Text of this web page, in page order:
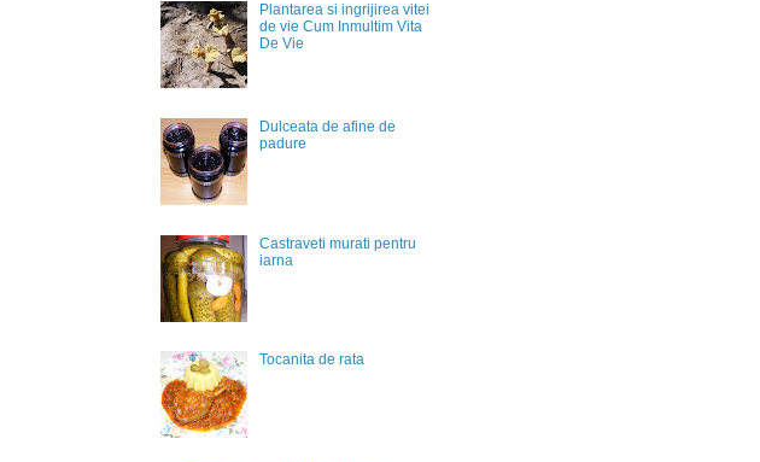
Plantarea si ingrijirea vitei
de vie Cum Inmultim Vita
De Vie
Dulceata de afine de
padure
Castraveti murati pentru
iarna
Tocanita de rata